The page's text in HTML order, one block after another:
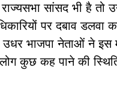
सांसद भी है तो
पर दबाव डलवा
उधर भाजपा नेताओं ने
कुछ कह पाने की